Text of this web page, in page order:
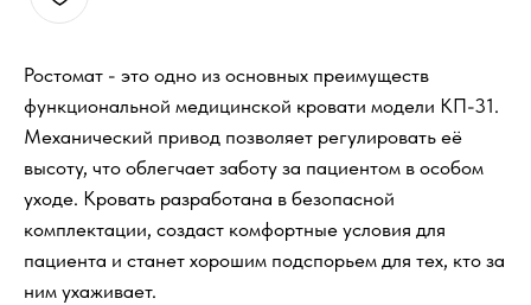
Ростомат - это одно из основных преимуществ
функциональной медицинской кровати модели КП-31.
Механический привод позволяет регулировать её
высоту, что облегчает заботу за пациентом в особом
уходе. Кровать разработана в безопасной
комплектации, создаст комфортные условия для
пациента и станет хорошим подспорьем для тех, кто за
ним ухаживает.